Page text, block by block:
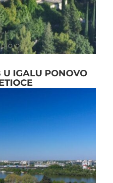
IGALU PONOVO